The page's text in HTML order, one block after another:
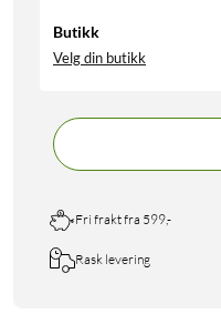
Butikk
Velg din butikk
Fri frakt fra 599,-
Rask levering